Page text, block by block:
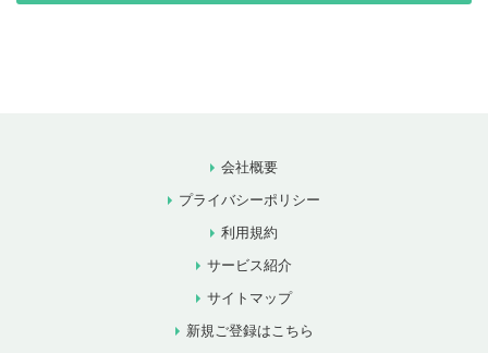
会社概要
プライバシーポリシー
利用規約
サービス紹介
サイトマップ
新規ご登録はこちら